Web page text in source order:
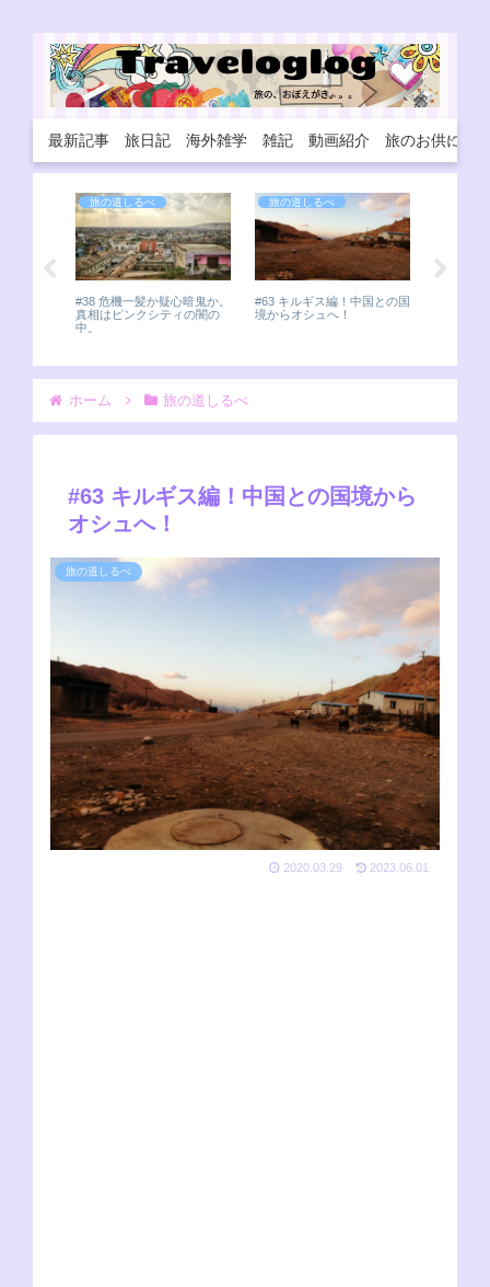
最新記事 旅日記 海外雑学 雑記 動画紹介 旅のお供に
旅の道しるべ
#38 危機一髪か疑心暗鬼か。
真相はピンクシティの闇の
中。
旅の道しるべ
#63 キルギス編！中国との国
境からオシュへ！
ホーム 旅の道しるべ
#63 キルギス編！中国との国境から
オシュへ！
旅の道しるべ
2020.03.29 2023.06.01